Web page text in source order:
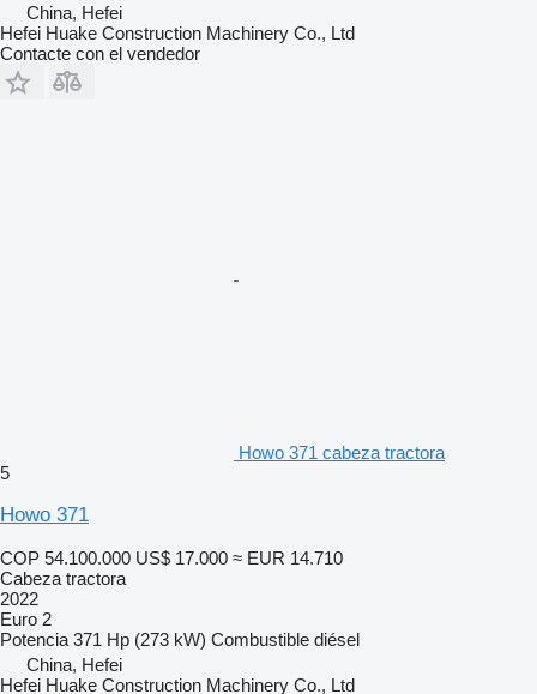
China, Hefei
Hefei Huake Construction Machinery Co., Ltd
Contacte con el vendedor
Howo 371 cabeza tractora
5
Howo 371
COP 54.100.000 US$ 17.000 ≈ EUR 14.710
Cabeza tractora
2022
Euro 2
Potencia 371 Hp (273 kW) Combustible diésel
China, Hefei
Hefei Huake Construction Machinery Co., Ltd